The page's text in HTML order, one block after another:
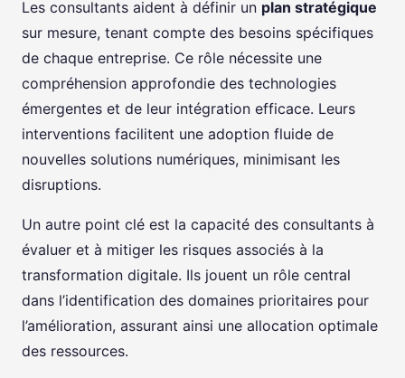
Les consultants aident à définir un plan stratégique
sur mesure, tenant compte des besoins spécifiques
de chaque entreprise. Ce rôle nécessite une
compréhension approfondie des technologies
émergentes et de leur intégration efficace. Leurs
interventions facilitent une adoption fluide de
nouvelles solutions numériques, minimisant les
disruptions.
Un autre point clé est la capacité des consultants à
évaluer et à mitiger les risques associés à la
transformation digitale. Ils jouent un rôle central
dans l’identification des domaines prioritaires pour
l’amélioration, assurant ainsi une allocation optimale
des ressources.